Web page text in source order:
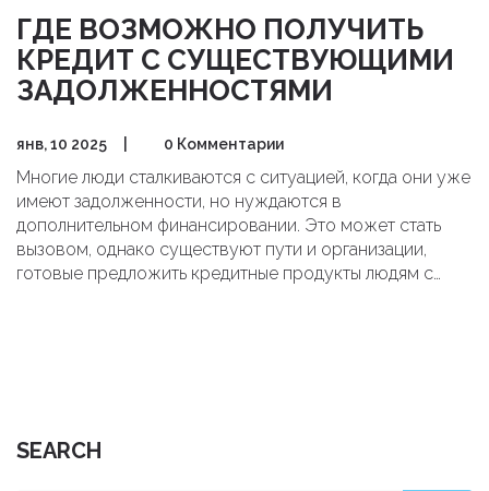
ГДЕ ВОЗМОЖНО ПОЛУЧИТЬ
КРЕДИТ С СУЩЕСТВУЮЩИМИ
ЗАДОЛЖЕННОСТЯМИ
янв, 10 2025 0 Комментарии
Многие люди сталкиваются с ситуацией, когда они уже
имеют задолженности, но нуждаются в
дополнительном финансировании. Это может стать
вызовом, однако существуют пути и организации,
готовые предложить кредитные продукты людям с
SEARCH